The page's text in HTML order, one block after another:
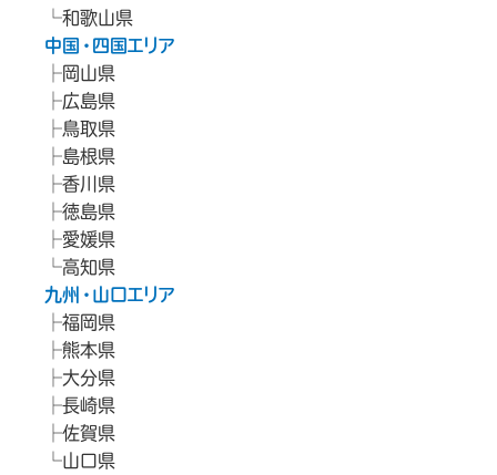
和歌山県
中国・四国エリア
岡山県
広島県
鳥取県
島根県
香川県
徳島県
愛媛県
高知県
九州・山口エリア
福岡県
熊本県
大分県
長崎県
佐賀県
山口県